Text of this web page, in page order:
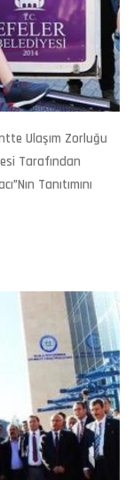
Ulaşım Zorluğu
Tarafından
Tanıtımını